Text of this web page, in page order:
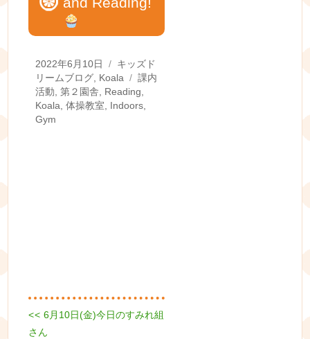
Posted
on
2022年6月10日 Categories
キッズド
リームブログ, Koala Tags
課内
活動,第２園舎, Reading,
Koala,体操教室, Indoors,
Gym
投
Previous
post:
<< 6月10日(金)今日のすみれ組
さん